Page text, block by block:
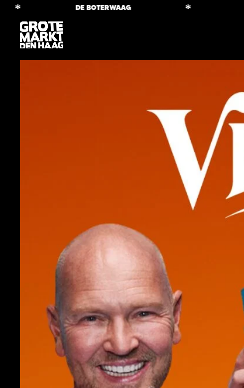
DE BOTERWAAG DE